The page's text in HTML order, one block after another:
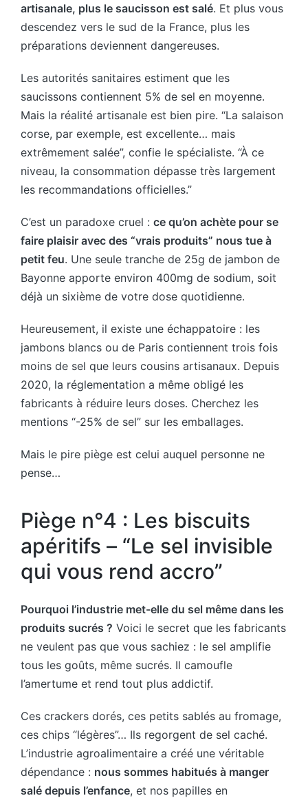
artisanale, plus le saucisson est salé. Et plus vous
descendez vers le sud de la France, plus les
préparations deviennent dangereuses.
Les autorités sanitaires estiment que les
saucissons contiennent 5% de sel en moyenne.
Mais la réalité artisanale est bien pire. “La salaison
corse, par exemple, est excellente… mais
extrêmement salée”, confie le spécialiste. “À ce
niveau, la consommation dépasse très largement
les recommandations officielles.”
C’est un paradoxe cruel : ce qu’on achète pour se
faire plaisir avec des “vrais produits” nous tue à
petit feu. Une seule tranche de 25g de jambon de
Bayonne apporte environ 400mg de sodium, soit
déjà un sixième de votre dose quotidienne.
Heureusement, il existe une échappatoire : les
jambons blancs ou de Paris contiennent trois fois
moins de sel que leurs cousins artisanaux. Depuis
2020, la réglementation a même obligé les
fabricants à réduire leurs doses. Cherchez les
mentions “-25% de sel” sur les emballages.
Mais le pire piège est celui auquel personne ne
pense…
Piège n°4 : Les biscuits
apéritifs – “Le sel invisible
qui vous rend accro”
Pourquoi l’industrie met-elle du sel même dans les
produits sucrés ? Voici le secret que les fabricants
ne veulent pas que vous sachiez : le sel amplifie
tous les goûts, même sucrés. Il camoufle
l’amertume et rend tout plus addictif.
Ces crackers dorés, ces petits sablés au fromage,
ces chips “légères”… Ils regorgent de sel caché.
L’industrie agroalimentaire a créé une véritable
dépendance : nous sommes habitués à manger
salé depuis l’enfance, et nos papilles en